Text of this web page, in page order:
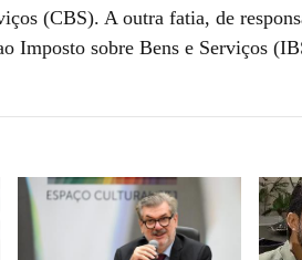
(CBS). A outra fatia, de
Imposto sobre Bens e Serviços